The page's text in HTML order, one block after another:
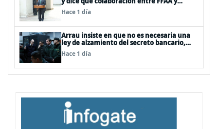
policías, “es algo del todo pertinente
analizar”
Hace 1 día
Arrau insiste en que no es necesaria una
ley de alzamiento del secreto bancario,
porque ya existe
Hace 1 día